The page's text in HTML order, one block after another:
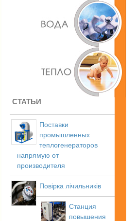
СТАТЬИ
Поставки
промышленных
теплогенераторов
напрямую от
производителя
Повірка лічильників
Станция
повышения